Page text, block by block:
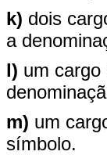
k) dois
a
l) um
m) um
símbolo.